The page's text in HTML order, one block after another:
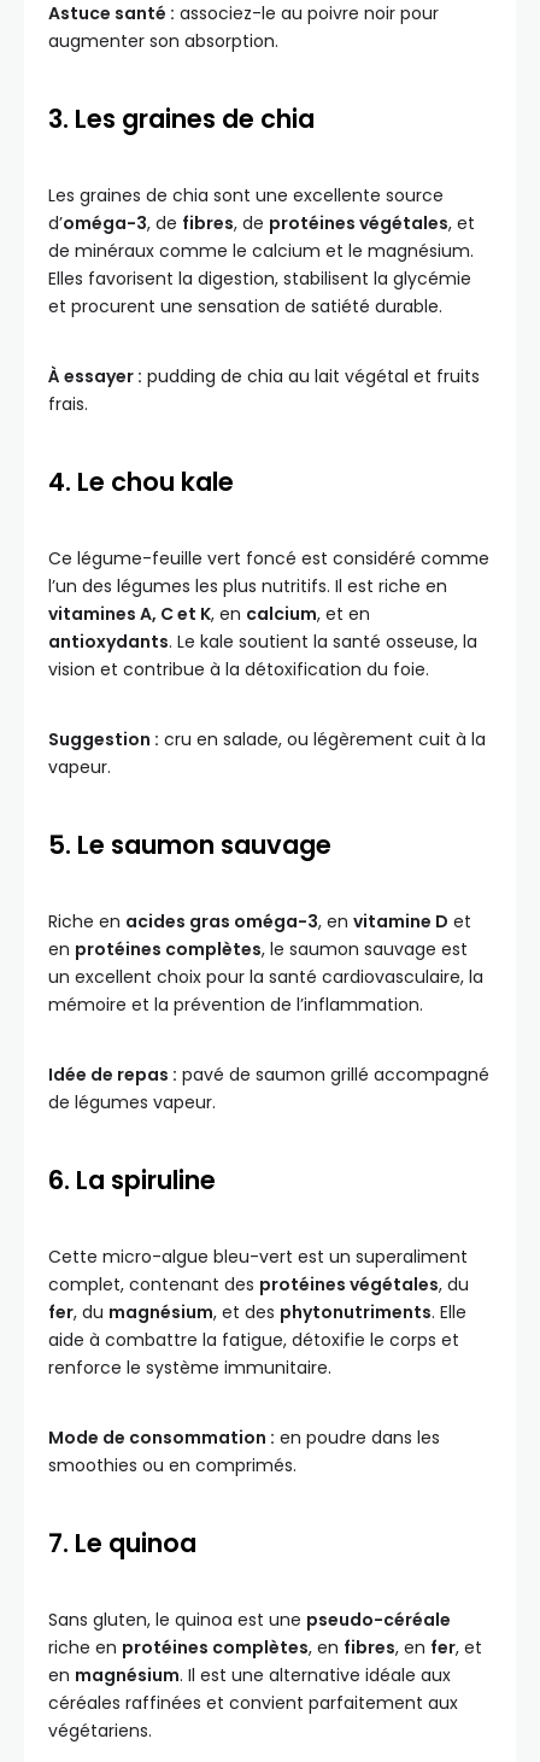
Astuce santé : associez-le au poivre noir pour
augmenter son absorption.
3. Les graines de chia
Les graines de chia sont une excellente source
d’oméga-3, de fibres, de protéines végétales, et
de minéraux comme le calcium et le magnésium.
Elles favorisent la digestion, stabilisent la glycémie
et procurent une sensation de satiété durable.
À essayer : pudding de chia au lait végétal et fruits
frais.
4. Le chou kale
Ce légume-feuille vert foncé est considéré comme
l’un des légumes les plus nutritifs. Il est riche en
vitamines A, C et K, en calcium, et en
antioxydants. Le kale soutient la santé osseuse, la
vision et contribue à la détoxification du foie.
Suggestion : cru en salade, ou légèrement cuit à la
vapeur.
5. Le saumon sauvage
Riche en acides gras oméga-3, en vitamine D et
en protéines complètes, le saumon sauvage est
un excellent choix pour la santé cardiovasculaire, la
mémoire et la prévention de l’inflammation.
Idée de repas : pavé de saumon grillé accompagné
de légumes vapeur.
6. La spiruline
Cette micro-algue bleu-vert est un superaliment
complet, contenant des protéines végétales, du
fer, du magnésium, et des phytonutriments. Elle
aide à combattre la fatigue, détoxifie le corps et
renforce le système immunitaire.
Mode de consommation : en poudre dans les
smoothies ou en comprimés.
7. Le quinoa
Sans gluten, le quinoa est une pseudo-céréale
riche en protéines complètes, en fibres, en fer, et
en magnésium. Il est une alternative idéale aux
céréales raffinées et convient parfaitement aux
végétariens.